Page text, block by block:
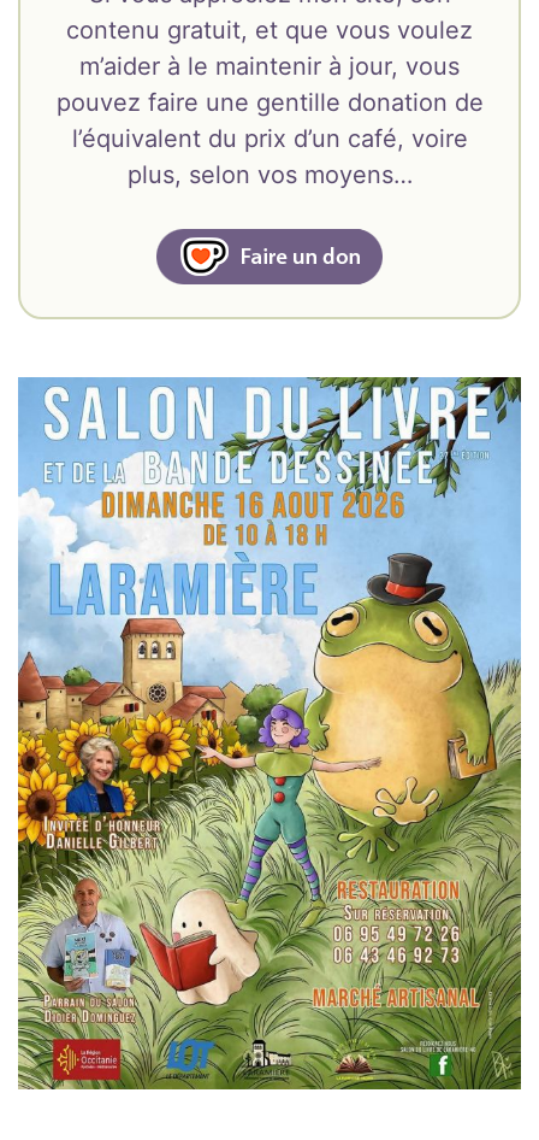
contenu gratuit, et que vous voulez
m’aider à le maintenir à jour, vous
pouvez faire une gentille donation de
l’équivalent du prix d’un café, voire
plus, selon vos moyens…